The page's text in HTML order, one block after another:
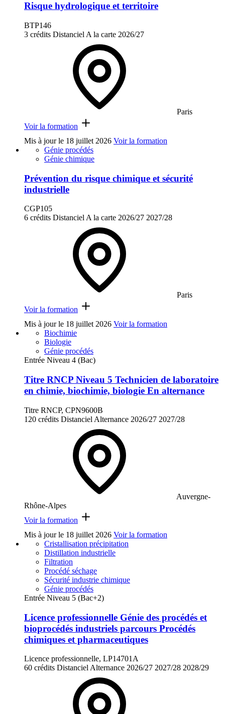
Risque hydrologique et territoire
BTP146
3 crédits Distanciel A la carte 2026/27
Paris
Voir la formation
Mis à jour le 18 juillet 2026 Voir la formation
Génie procédés
Génie chimique
Prévention du risque chimique et sécurité
industrielle
CGP105
6 crédits DistancielA la carte 2026/27 2027/28
Paris
Voir la formation
Mis à jour le 18 juillet 2026 Voir la formation
Biochimie
Biologie
Génie procédés
Entrée Niveau 4 (Bac)
Titre RNCP Niveau 5 Technicien de laboratoire
en chimie, biochimie, biologie En alternance
Titre RNCP, CPN9600B
120 crédits Distanciel Alternance 2026/27 2027/28
Auvergne-
Rhône-Alpes
Voir la formation
Mis à jour le 18 juillet 2026 Voir la formation
Cristallisation précipitation
Distillation industrielle
Filtration
Procédé séchage
Sécurité industrie chimique
Génie procédés
Entrée Niveau 5 (Bac+2)
Licence professionnelle Génie des procédés et
bioprocédés industriels parcours Procédés
chimiques et pharmaceutiques
Licence professionnelle, LP14701A
60 crédits Distanciel Alternance 2026/27 2027/28 2028/29